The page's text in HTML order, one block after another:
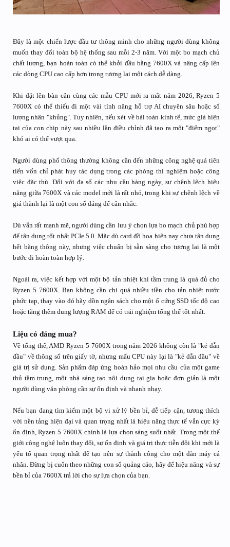
Đây là một chiến lược đầu tư thông minh cho những người dùng không
muốn thay đổi toàn bộ hệ thống sau mỗi 2-3 năm. Với một bo mạch chủ
chất lượng, bạn hoàn toàn có thể khởi đầu bằng 7600X và nâng cấp lên
các dòng CPU cao cấp hơn trong tương lai một cách dễ dàng.
Khi đặt lên bàn cân cùng các mẫu CPU mới ra mắt năm 2026, Ryzen 5
7600X có thể thiếu đi một vài tính năng hỗ trợ AI chuyên sâu hoặc số
lượng nhân "khủng". Tuy nhiên, nếu xét về bài toán kinh tế, mức giá hiện
tại của con chip này sau nhiều lần điều chỉnh đã tạo ra một "điểm ngọt"
khó ai có thể vượt qua.
Người dùng phổ thông thường không cần đến những công nghệ quá tiên
tiến vốn chỉ phát huy tác dụng trong các phòng thí nghiệm hoặc công
việc đặc thù. Đối với đa số các nhu cầu hàng ngày, sự chênh lệch hiệu
năng giữa 7600X và các model mới là rất nhỏ, trong khi sự chênh lệch về
giá thành lại là một con số đáng để cân nhắc.
Dù vẫn rất mạnh mẽ, người dùng cần lưu ý chọn lựa bo mạch chủ phù hợp
để tận dụng tốt nhất PCIe 5.0. Mặc dù card đồ họa hiện nay chưa tận dụng
hết băng thông này, nhưng việc chuẩn bị sẵn sàng cho tương lai là một
bước đi hoàn toàn hợp lý.
Ngoài ra, việc kết hợp với một bộ tản nhiệt khí tầm trung là quá đủ cho
Ryzen 5 7600X. Bạn không cần chi quá nhiều tiền cho tản nhiệt nước
phức tạp, thay vào đó hãy dồn ngân sách cho một ổ cứng SSD tốc độ cao
hoặc tăng thêm dung lượng RAM để có trải nghiệm tổng thể tốt nhất.
Liệu có đáng mua?
Về tổng thể, AMD Ryzen 5 7600X trong năm 2026 không còn là "kẻ dẫn
đầu" về thông số trên giấy tờ, nhưng mẩu CPU này lại là "kẻ dẫn đầu" về
giá trị sử dụng. Sản phẩm đáp ứng hoàn hảo mọi nhu cầu của một game
thủ tầm trung, một nhà sáng tạo nội dung tại gia hoặc đơn giản là một
người dùng văn phòng cần sự ổn định và nhanh nhạy.
Nếu bạn đang tìm kiếm một bộ vi xử lý bền bỉ, dễ tiếp cận, tương thích
với nền tảng hiện đại và quan trọng nhất là hiệu năng thực tế vẫn cực kỳ
ổn định, Ryzen 5 7600X chính là lựa chọn sáng suốt nhất. Trong một thế
giới công nghệ luôn thay đổi, sự ổn định và giá trị thực tiễn đôi khi mới là
yếu tố quan trọng nhất để tạo nên sự thành công cho một dàn máy cá
nhân. Đừng bị cuốn theo những con số quảng cáo, hãy để hiệu năng và sự
bền bỉ của 7600X trả lời cho sự lựa chọn của bạn.